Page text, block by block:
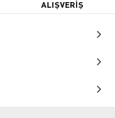
ALIŞVERİŞ